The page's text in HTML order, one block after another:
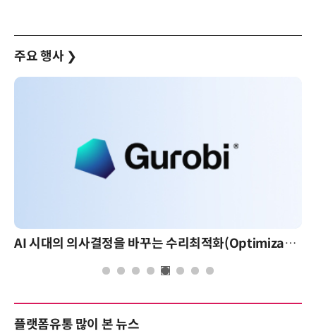
주요 행사 ❯
AI 시대의 의사결정을 바꾸는 수리최적화(Optimization): 실제 산업 적용 사례와 활용 전략 AI 핀옵스 실전 세미나: 폭증하는 AI 토큰 비용 관리
플랫폼유통 많이 본 뉴스